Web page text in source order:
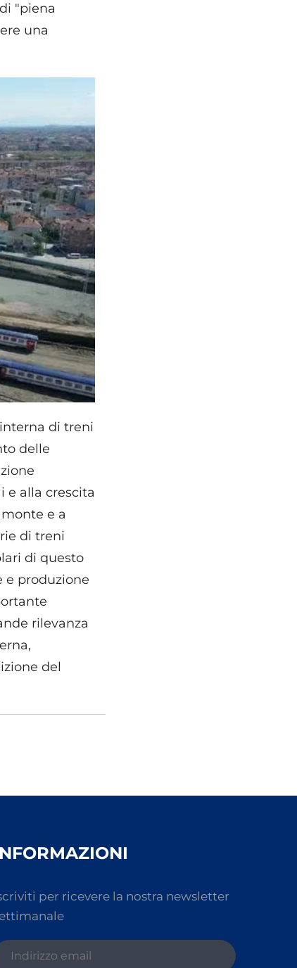
"piena
una
di treni
delle
e alla crescita
e a
di treni
di questo
e produzione
rilevanza
del
per ricevere la nostra newsletter